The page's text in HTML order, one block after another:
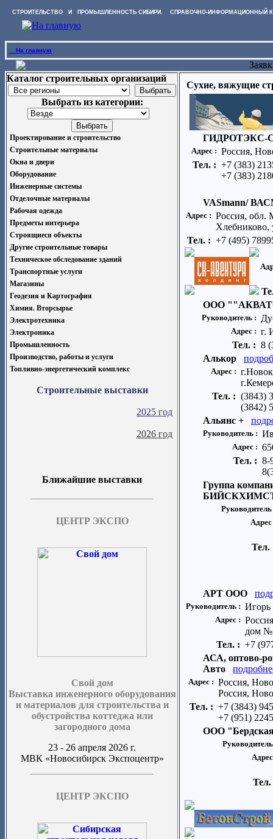
СТРОИТЕЛЬСТВО И ПРОМЫШЛЕННОСТЬ СИБИРИ. СПРАВОЧНО-ИНФОРМАЦИОННЫЙ
На главную
Каталог строительных организаций
Выбрать из категории:
Проектирование и строительство
Строительные материалы
Окна и двери
Оборудование
Инженерные системы
Отделочные материалы
Рабочая одежда
Предметы интерьера
Строящиеся объекты
Другие строительные товары
Техническое обследование зданий
Транспортные услуги
Магазины
Геодезия и Картография
Химия. Вторсырье
Электротехника
Электроника
Промышленность
Производство, работы и услуги
Топливно-энергетический комплекс
Строительные выставки
2025 год
2026 год
Ближайшие выставки
ЦЕНТР ЭКСПО
Свой дом
Выставка инженерного оборудования
и материалов для строительства и
обустройства коттеджа или
загородного дома
23 - 26 апреля 2026 г.
МВК «Новосибирск Экспоцентр»
ЦЕНТР ЭКСПО
Сухие, вяжущие
ГИДРОТЭКС-
Адрес : Россия,
Тел. : +7 (383)
+7 (383)
VASmann/
Адрес : Россия, обл.
Хлебниково,
Тел. : +7 (495)
ООО
Руководитель :
Адрес : г.
Тел. : 8
Алькор
Адрес :
Тел. : (3843)
(3842)
Альянс +
Руководитель :
Адрес :
Тел. : 8-
Группа
АРТ ООО
Руководитель : Игорь
Адрес :
дом
Тел. : +7
АСА, оптово-
Авто
Адрес : Россия,
Россия,
Тел. : +7 (3843)
+7 (951)
ООО